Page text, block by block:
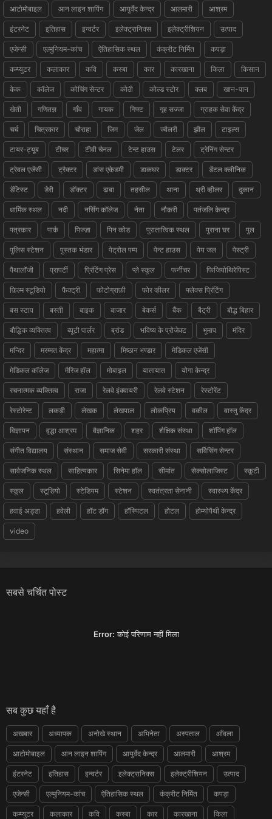
आटोमोबाइल आन लाइन शापिंग आयुर्वेद केन्द्र आलमारी आश्रम
इंटरनेट इतिहास इन्वर्टर इलेक्ट्रानिक्स इलेक्ट्रीशियन उत्पाद
एजेन्सी एल्मुनियम-कांच ऐतिहासिक स्थल कंक्रीट निर्मित कपड़ा
कम्प्युटर कलाकार कवि कस्बा कार कारखाना किला किसान
केक कॉलेज कोचिंग सेन्टर कोठी कोल्ड स्टोर क्लब खान-पान
खेती गणितज्ञ गाँव गायक गिफ्ट गृह सज्जा ग्राहक सेवा केंद्र
चर्च चित्रकार चौराहा जिम जेल ज्वैलरी झील टाइल्स
टायर-ट्यूब टीचर टीवी चैनल टेन्ट हाउस टेलर ट्रेनिंग सेन्टर
ट्रेवल एजेंसी ट्रैक्टर डांस एकेडमी डाकघर डाक्टर डेंटल क्लीनिक
डेंटिस्ट डेरी डॉक्टर ढाबा तहसील थाना थ्री व्हीलर दुकान
धार्मिक स्थल नदी नर्सिंग कॉलेज नेता नौकरी पतंजलि केन्द्र
पत्रकार पार्क पिज्ज़ा पिन कोड पुरातात्विक स्थल पुराना घर पुल
पुलिस स्टेशन पुस्तक भंडार पेट्रोल पम्प पेन्ट हाउस पेय जल पेस्ट्री
पैथालॉजी प्रापर्टी प्रिंटिंग प्रेस प्ले स्कूल फर्नीचर फिजियोथिरेपिस्ट
फ़िल्म स्टूडियो फैक्ट्री फोटोग्राफ़ी फोर व्हीलर फ्लेक्स प्रिंटिंग
बस स्टाप बस्ती बाइक बाजार बेकर्स बैंक बैट्री बौद्ध बिहार
बौद्धिक व्यक्तित्व ब्यूटी पार्लर ब्रांड भविष्य के प्रोजेक्ट भूमाप मंदिर
मन्दिर मरम्मत केंद्र महात्मा मिष्ठान भण्डार मेडिकल एजेंसी
मेडिकल कॉलेज मैरिज हॉल मोबाइल यातायात योगा केन्द्र
रचनात्मक व्यक्तित्व राजा रेलवे इंक्वायरी रेलवे स्टेशन रेस्टोरेंट
रेस्टोरेन्ट लकड़ी लेखक लेखपाल लोकप्रिय वकील वास्तु केंद्र
विज्ञापन वृद्धा आश्रम वैज्ञानिक शहर शैक्षिक संस्था शॉपिंग हॉल
संगीत विद्यालय संस्थान समाज सेवी सरकारी संस्था सर्विसिंग सेन्टर
सार्वजनिक स्थल साहित्यकार सिनेमा हॉल सीमांत सेक्सोलाजिस्ट स्कूटी
स्कूल स्टूडियो स्टेडियम स्टेशन स्वतंत्रता सेनानी स्वास्थ्य केंद्र
हवाई अड्डा हवेली हॉट डॉग हॉस्पिटल होटल होम्योपैथी केन्द्र
video
सबसे चर्चित पोस्ट
Error: कोई परिणाम नहीं मिला
सब कुछ यहाँ है
अखबार अध्यापक अनोखे स्थान अभिनेता अस्पताल आँवला
आटोमोबाइल आन लाइन शापिंग आयुर्वेद केन्द्र आलमारी आश्रम
इंटरनेट इतिहास इन्वर्टर इलेक्ट्रानिक्स इलेक्ट्रीशियन उत्पाद
एजेन्सी एल्मुनियम-कांच ऐतिहासिक स्थल कंक्रीट निर्मित कपड़ा
कम्प्युटर कलाकार कवि कस्बा कार कारखाना किला